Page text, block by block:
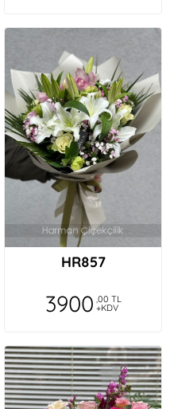
HR857
3900 ,00 TL
+KDV